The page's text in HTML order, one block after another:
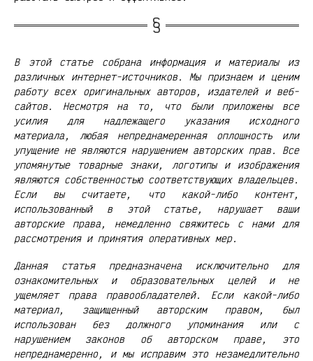
В этой статье собрана информация и материалы из
различных интернет-источников. Мы признаем и ценим
работу всех оригинальных авторов, издателей и веб-
сайтов. Несмотря на то, что были приложены все
усилия для надлежащего указания исходного
материала, любая непреднамеренная оплошность или
упущение не являются нарушением авторских прав. Все
упомянутые товарные знаки, логотипы и изображения
являются собственностью соответствующих владельцев.
Если вы считаете, что какой-либо контент,
использованный в этой статье, нарушает ваши
авторские права, немедленно свяжитесь с нами для
рассмотрения и принятия оперативных мер.
Данная статья предназначена исключительно для
ознакомительных и образовательных целей и не
ущемляет права правообладателей. Если какой-либо
материал, защищенный авторским правом, был
использован без должного упоминания или с
нарушением законов об авторском праве, это
непреднамеренно, и мы исправим это незамедлительно